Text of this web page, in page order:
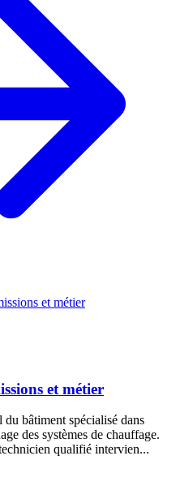
et métier
bâtiment spécialisé dans
des systèmes de chauffage.
qualifié intervien...